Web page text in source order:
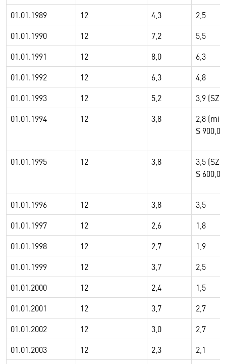
01.01.1989
12 4,3
2,5
01.01.1990
12 7,2
5,5
01.01.1991
12 8,0
6,3
01.01.1992
12 6,3
4,8
01.01.1993
12 5,2
3,9 (SZ
01.01.1994
12 3,8
2,8
S
01.01.1995 12 3,8
3,5 (SZ
S
01.01.1996 12 3,8
3,5
01.01.1997
12 2,6
1,8
01.01.1998
12 2,7
1,9
01.01.1999
12 3,7
2,5
01.01.2000
12 2,4
1,5
01.01.2001
12 3,7
2,7
01.01.2002
12 3,0
2,7
01.01.2003
12 2,3
2,1